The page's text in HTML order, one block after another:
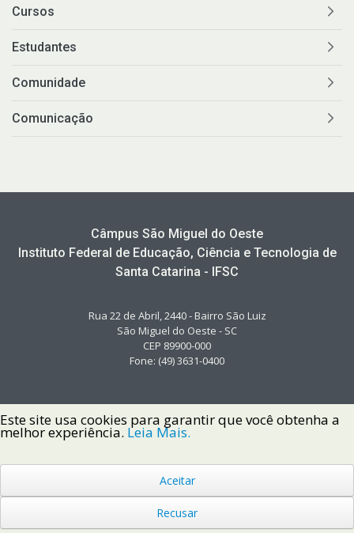
Cursos
Estudantes
Comunidade
Comunicação
Câmpus São Miguel do Oeste
Instituto Federal de Educação, Ciência e Tecnologia de
Santa Catarina - IFSC
Rua 22 de Abril, 2440 - Bairro São Luiz
São Miguel do Oeste - SC
CEP 89900-000
Fone: (49) 3631-0400
Copyright © 2022 Instituto Federal de Santa Catarina IFSC
Todos os Direitos Reservados.
Este site usa cookies para garantir que você obtenha a
melhor experiência. Leia Mais.
Aceitar
Recusar